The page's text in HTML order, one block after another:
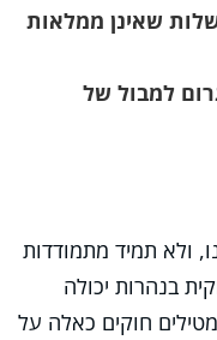
שאינן ממלאות
למבול של
ולא תמיד מתמודדות
בנהרות יכולה
חוקים כאלה על